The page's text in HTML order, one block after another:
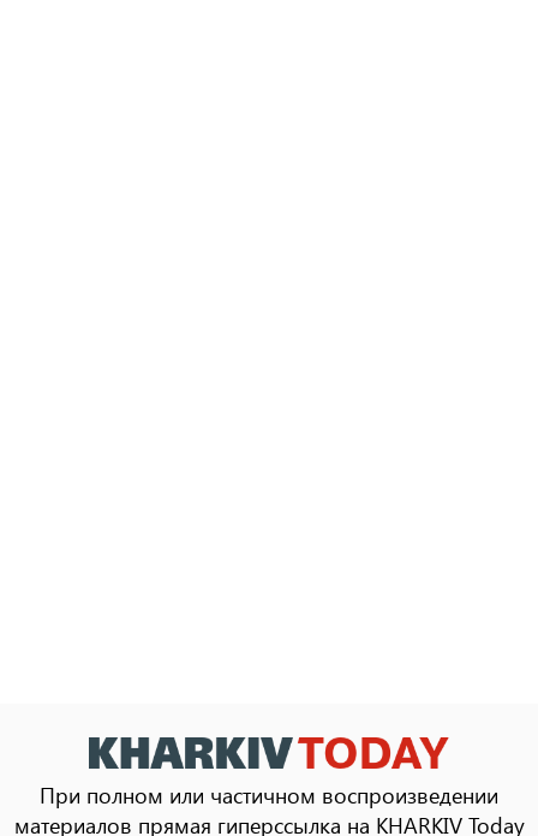
При полном или частичном воспроизведении
материалов прямая гиперссылка на KHARKIV Today